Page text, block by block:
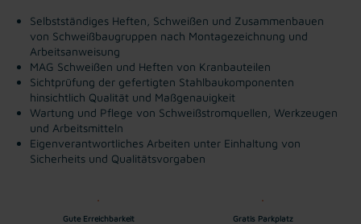
Selbstständiges Heften, Schweißen und Zusammenbauen
von Schweißbaugruppen nach Montagezeichnung und
Arbeitsanweisung
MAG Schweißen und Heften von Kranbauteilen
Sichtprüfung der gefertigten Stahlbaukomponenten
hinsichtlich Qualität und Maßgenauigkeit
Wartung und Pflege von Schweißstromquellen, Werkzeugen
und Arbeitsmitteln
Eigenverantwortliches Arbeiten unter Einhaltung von
Sicherheits und Qualitätsvorgaben
Gute Erreichbarkeit Gratis Parkplatz